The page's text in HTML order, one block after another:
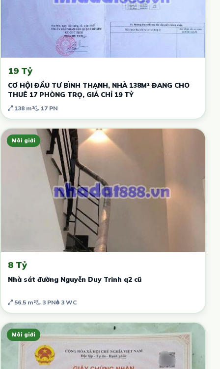
19 Tỷ
CƠ HỘI ĐẦU TƯ BÌNH THẠNH, NHÀ 138M² ĐANG CHO
THUÊ 17 PHÒNG TRỌ, GIÁ CHỈ 19 TỶ
138 m² 17 PN
Môi giới
8 Tỷ
Nhà sát đường Nguyễn Duy Trinh q2 cũ
56.5 m² 3 PN 3 WC
Môi giới